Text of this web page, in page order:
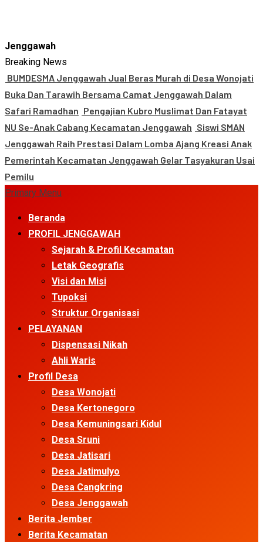
Jenggawah
Breaking News
BUMDESMA Jenggawah Jual Beras Murah di Desa Wonojati
Buka Dan Tarawih Bersama Camat Jenggawah Dalam
Safari Ramadhan Pengajian Kubro Muslimat Dan Fatayat
NU Se-Anak Cabang Kecamatan Jenggawah Siswi SMAN
Jenggawah Raih Prestasi Dalam Lomba Ajang Kreasi Anak
Pemerintah Kecamatan Jenggawah Gelar Tasyakuran Usai
Pemilu
Primary Menu
Beranda
PROFIL JENGGAWAH
Sejarah & Profil Kecamatan
Letak Geografis
Visi dan Misi
Tupoksi
Struktur Organisasi
PELAYANAN
Dispensasi Nikah
Ahli Waris
Profil Desa
Desa Wonojati
Desa Kertonegoro
Desa Kemuningsari Kidul
Desa Sruni
Desa Jatisari
Desa Jatimulyo
Desa Cangkring
Desa Jenggawah
Berita Jember
Berita Kecamatan